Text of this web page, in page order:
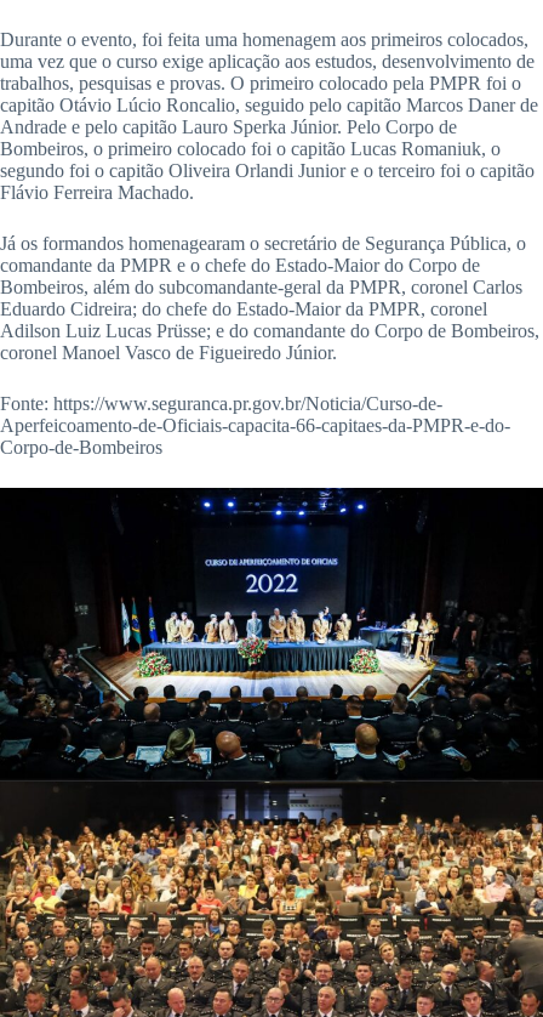
Durante o evento, foi feita uma homenagem aos primeiros colocados,
uma vez que o curso exige aplicação aos estudos, desenvolvimento de
trabalhos, pesquisas e provas. O primeiro colocado pela PMPR foi o
capitão Otávio Lúcio Roncalio, seguido pelo capitão Marcos Daner de
Andrade e pelo capitão Lauro Sperka Júnior. Pelo Corpo de
Bombeiros, o primeiro colocado foi o capitão Lucas Romaniuk, o
segundo foi o capitão Oliveira Orlandi Junior e o terceiro foi o capitão
Flávio Ferreira Machado.
Já os formandos homenagearam o secretário de Segurança Pública, o
comandante da PMPR e o chefe do Estado-Maior do Corpo de
Bombeiros, além do subcomandante-geral da PMPR, coronel Carlos
Eduardo Cidreira; do chefe do Estado-Maior da PMPR, coronel
Adilson Luiz Lucas Prüsse; e do comandante do Corpo de Bombeiros,
coronel Manoel Vasco de Figueiredo Júnior.
Fonte: https://www.seguranca.pr.gov.br/Noticia/Curso-de-
Aperfeicoamento-de-Oficiais-capacita-66-capitaes-da-PMPR-e-do-
Corpo-de-Bombeiros